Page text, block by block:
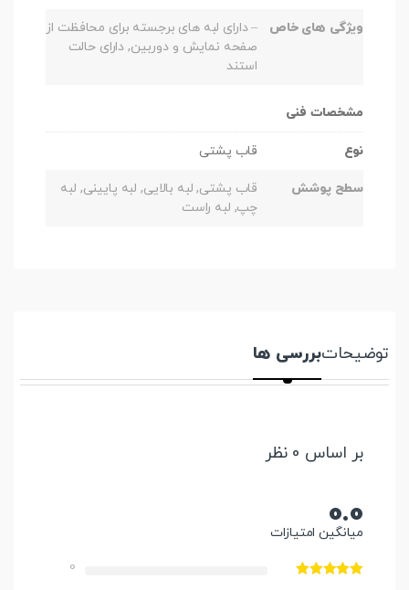
ویژگی های خاص
– دارای لبه های برجسته برای محافظت از
صفحه نمایش و دوربین, دارای حالت
استند
مشخصات فنی
نوع قاب پشتی
سطح پوشش
قاب پشتی, لبه بالایی, لبه پایینی, لبه
چپ, لبه راست
توضیحاتبررسی ها
بر اساس 0 نظر
0.0
میانگین امتیازات
0